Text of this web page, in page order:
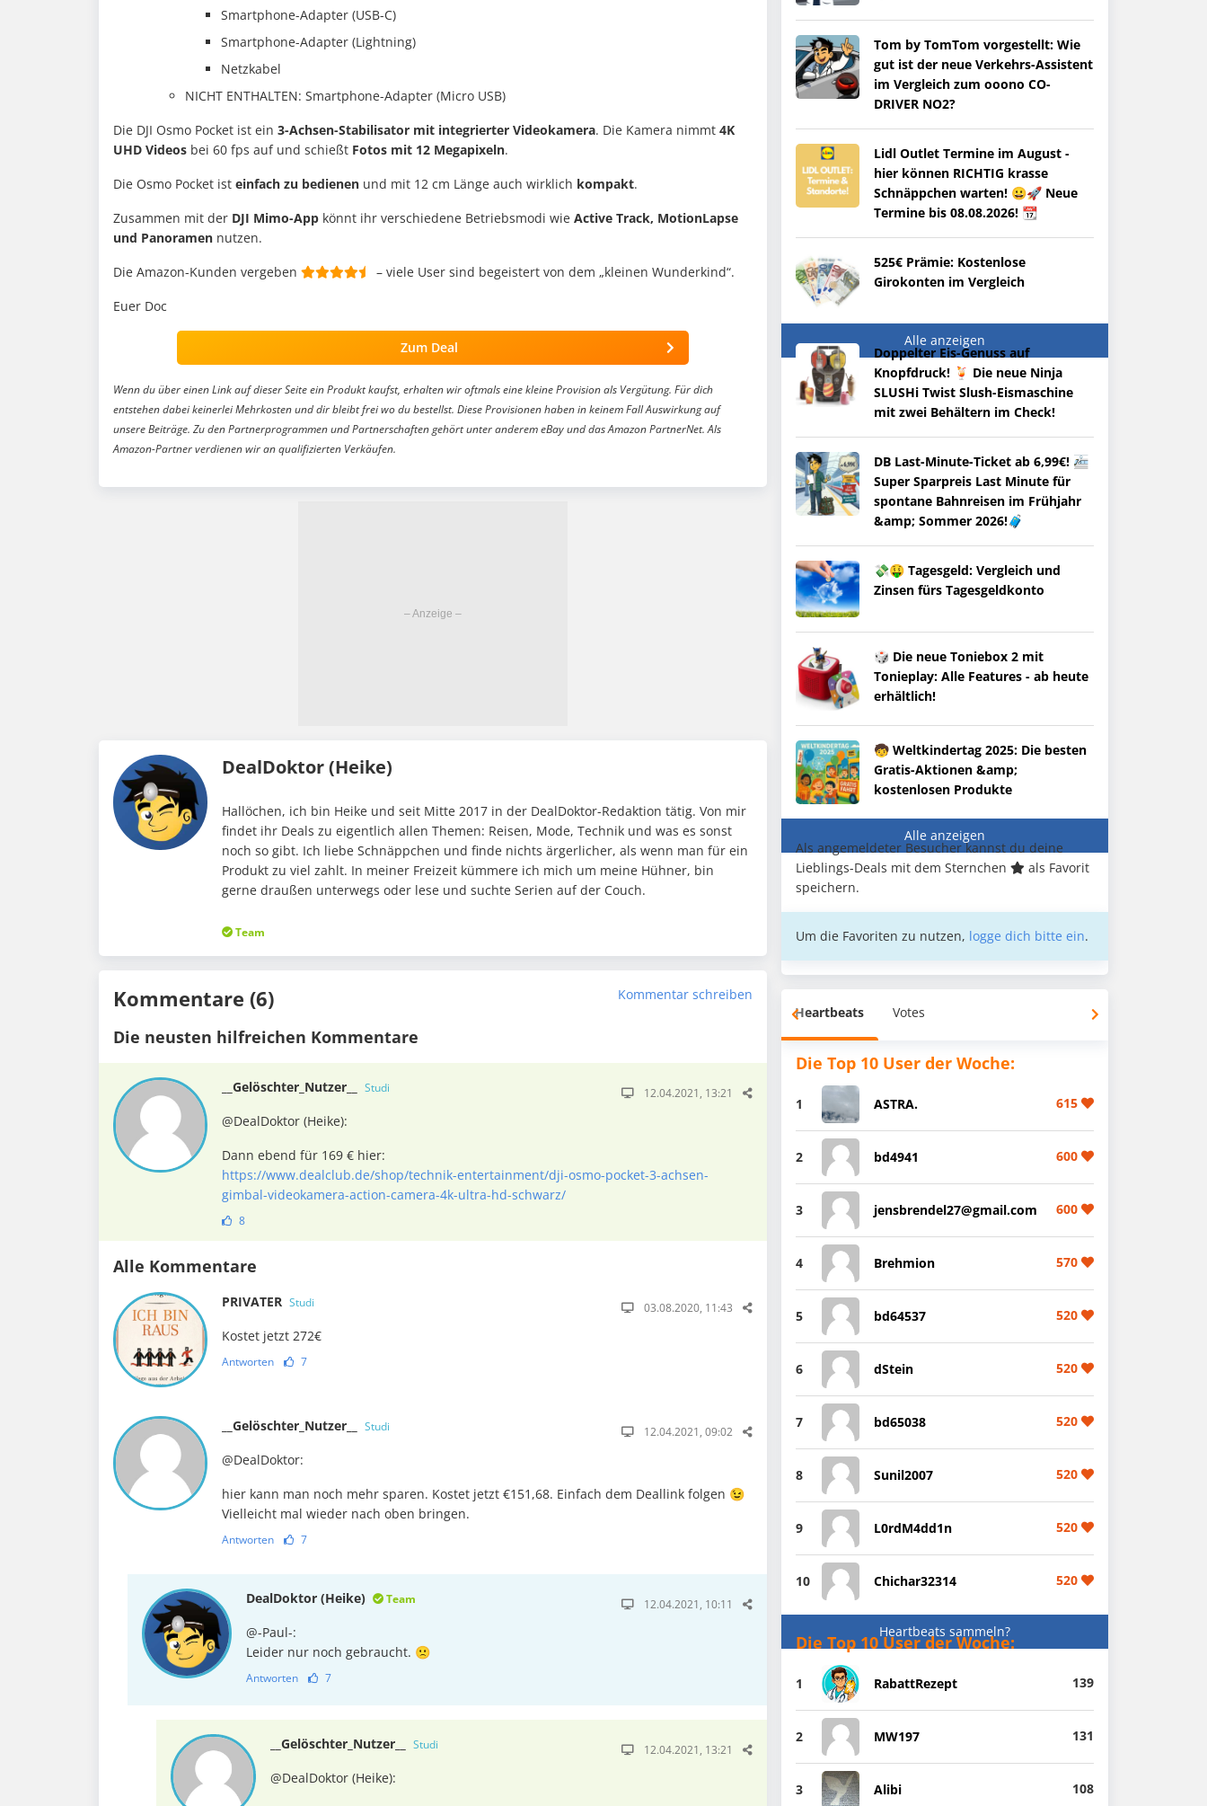
Smartphone-Adapter (USB-C)
Smartphone-Adapter (Lightning)
Netzkabel
NICHT ENTHALTEN: Smartphone-Adapter (Micro USB)
Die DJI Osmo Pocket ist ein 3-Achsen-Stabilisator mit integrierter Videokamera. Die Kamera nimmt 4K
UHD Videos bei 60 fps auf und schießt Fotos mit 12 Megapixeln.
Die Osmo Pocket ist einfach zu bedienen und mit 12 cm Länge auch wirklich kompakt.
Zusammen mit der DJI Mimo-App könnt ihr verschiedene Betriebsmodi wie Active Track, MotionLapse
und Panoramen nutzen.
Die Amazon-Kunden vergeben
– viele User sind begeistert von dem „kleinen Wunderkind“.
Euer Doc
Zum Deal
Wenn du über einen Link auf dieser Seite ein Produkt kaufst, erhalten wir oftmals eine kleine Provision als Vergütung. Für dich
entstehen dabei keinerlei Mehrkosten und dir bleibt frei wo du bestellst. Diese Provisionen haben in keinem Fall Auswirkung auf
unsere Beiträge. Zu den Partnerprogrammen und Partnerschaften gehört unter anderem eBay und das Amazon PartnerNet. Als
Amazon-Partner verdienen wir an qualifizierten Verkäufen.
DealDoktor (Heike)
Hallöchen, ich bin Heike und seit Mitte 2017 in der DealDoktor-Redaktion tätig. Von mir
findet ihr Deals zu eigentlich allen Themen: Reisen, Mode, Technik und was es sonst
noch so gibt. Ich liebe Schnäppchen und finde nichts ärgerlicher, als wenn man für ein
Produkt zu viel zahlt. In meiner Freizeit kümmere ich mich um meine Hühner, bin
gerne draußen unterwegs oder lese und suchte Serien auf der Couch.
Team
Kommentare (6) Kommentar schreiben
Die neusten hilfreichen Kommentare
__Gelöschter_Nutzer__ Studi 12.04.2021, 13:21
@DealDoktor (Heike):
Dann ebend für 169 € hier:
https://www.dealclub.de/shop/technik-entertainment/dji-osmo-pocket-3-achsen-
gimbal-videokamera-action-camera-4k-ultra-hd-schwarz/
8
Alle Kommentare
PRIVATER Studi 03.08.2020, 11:43
Kostet jetzt 272€
Antworten 7
__Gelöschter_Nutzer__ Studi 12.04.2021, 09:02
@DealDoktor:
hier kann man noch mehr sparen. Kostet jetzt €151,68. Einfach dem Deallink folgen 😉
Vielleicht mal wieder nach oben bringen.
Antworten 7
DealDoktor (Heike) Team 12.04.2021, 10:11
@-Paul-:
Leider nur noch gebraucht. 🙁
Antworten 7
__Gelöschter_Nutzer__ Studi 12.04.2021, 13:21
@DealDoktor (Heike):
Tom by TomTom vorgestellt: Wie
gut ist der neue Verkehrs-Assistent
im Vergleich zum ooono CO-
DRIVER NO2?
Lidl Outlet Termine im August -
hier können RICHTIG krasse
Schnäppchen warten! 😀🚀 Neue
Termine bis 08.08.2026! 📆
525€ Prämie: Kostenlose
Girokonten im Vergleich
Alle anzeigen
Doppelter Eis-Genuss auf
Knopfdruck! 🍹 Die neue Ninja
SLUSHi Twist Slush-Eismaschine
mit zwei Behältern im Check!
DB Last-Minute-Ticket ab 6,99€! 🚈
Super Sparpreis Last Minute für
spontane Bahnreisen im Frühjahr
&amp; Sommer 2026!🧳
💸🤑 Tagesgeld: Vergleich und
Zinsen fürs Tagesgeldkonto
🎲 Die neue Toniebox 2 mit
Tonieplay: Alle Features - ab heute
erhältlich!
🧒 Weltkindertag 2025: Die besten
Gratis-Aktionen &amp;
kostenlosen Produkte
Alle anzeigen
Als angemeldeter Besucher kannst du deine
Lieblings-Deals mit dem Sternchen
als Favorit
speichern.
Um die Favoriten zu nutzen, logge dich bitte ein.
Heartbeats Votes
Die Top 10 User der Woche:
1 ASTRA. 615
2 bd4941 600
3 jensbrendel27@gmail.com 600
4 Brehmion 570
5 bd64537 520
6 dStein 520
7 bd65038 520
8 Sunil2007 520
9 L0rdM4dd1n 520
10 Chichar32314 520
Heartbeats sammeln?
Die Top 10 User der Woche:
1 RabattRezept 139
2 MW197 131
3 Alibi 108